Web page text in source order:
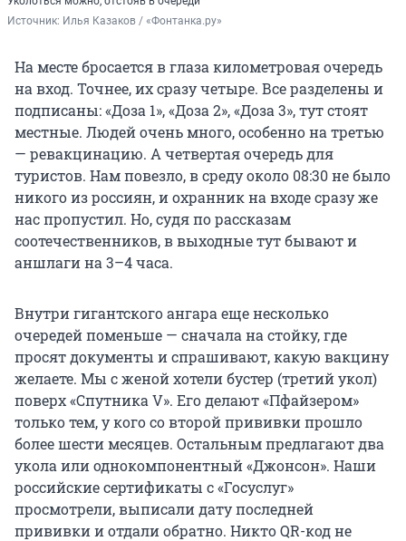
Источник: Илья Казаков / «Фонтанка.ру»
На месте бросается в глаза километровая очередь
на вход. Точнее, их сразу четыре. Все разделены и
подписаны: «Доза 1», «Доза 2», «Доза 3», тут стоят
местные. Людей очень много, особенно на третью
— ревакцинацию. А четвертая очередь для
туристов. Нам повезло, в среду около 08:30 не было
никого из россиян, и охранник на входе сразу же
нас пропустил. Но, судя по рассказам
соотечественников, в выходные тут бывают и
аншлаги на 3–4 часа.
Внутри гигантского ангара еще несколько
очередей поменьше — сначала на стойку, где
просят документы и спрашивают, какую вакцину
желаете. Мы с женой хотели бустер (третий укол)
поверх «Спутника V». Его делают «Пфайзером»
только тем, у кого со второй прививки прошло
более шести месяцев. Остальным предлагают два
укола или однокомпонентный «Джонсон». Наши
росcийские сертификаты с «Госуслуг»
просмотрели, выписали дату последней
прививки и отдали обратно. Никто QR-код не